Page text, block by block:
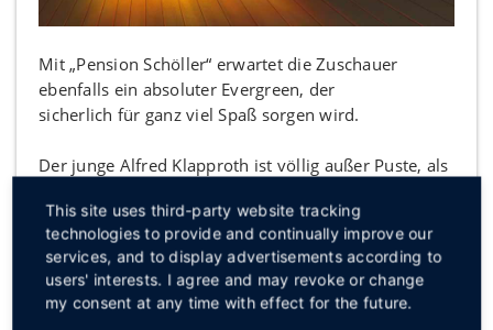
Mit „Pension Schöller“ erwartet die Zuschauer
ebenfalls ein absoluter Evergreen, der
sicherlich für ganz viel Spaß sorgen wird.
Der junge Alfred Klapproth ist völlig außer Puste, als
Philipp, ein ehemaliger Fabrikbesitzer, hetzt ihn quer
durch Berlin auf der Suche nach
außergewöhnlichen Erlebnissen. Doch der alte
Klapproth hat noch einen ganz besonderen
Wunsch: Alfred soll ihm eine Heilanstalt von innen
This site uses third-party website tracking
technologies to provide and continually improve our
services, and to display advertisements according to
users' interests. I agree and may revoke or change
my consent at any time with effect for the future.